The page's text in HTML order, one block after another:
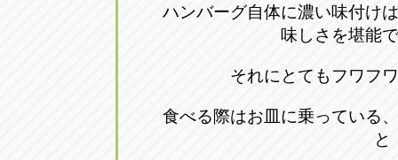
ハンバーグ自体に濃い味付け
味しさを堪能
それにとてもフワフ
食べる際はお皿に乗っている
と